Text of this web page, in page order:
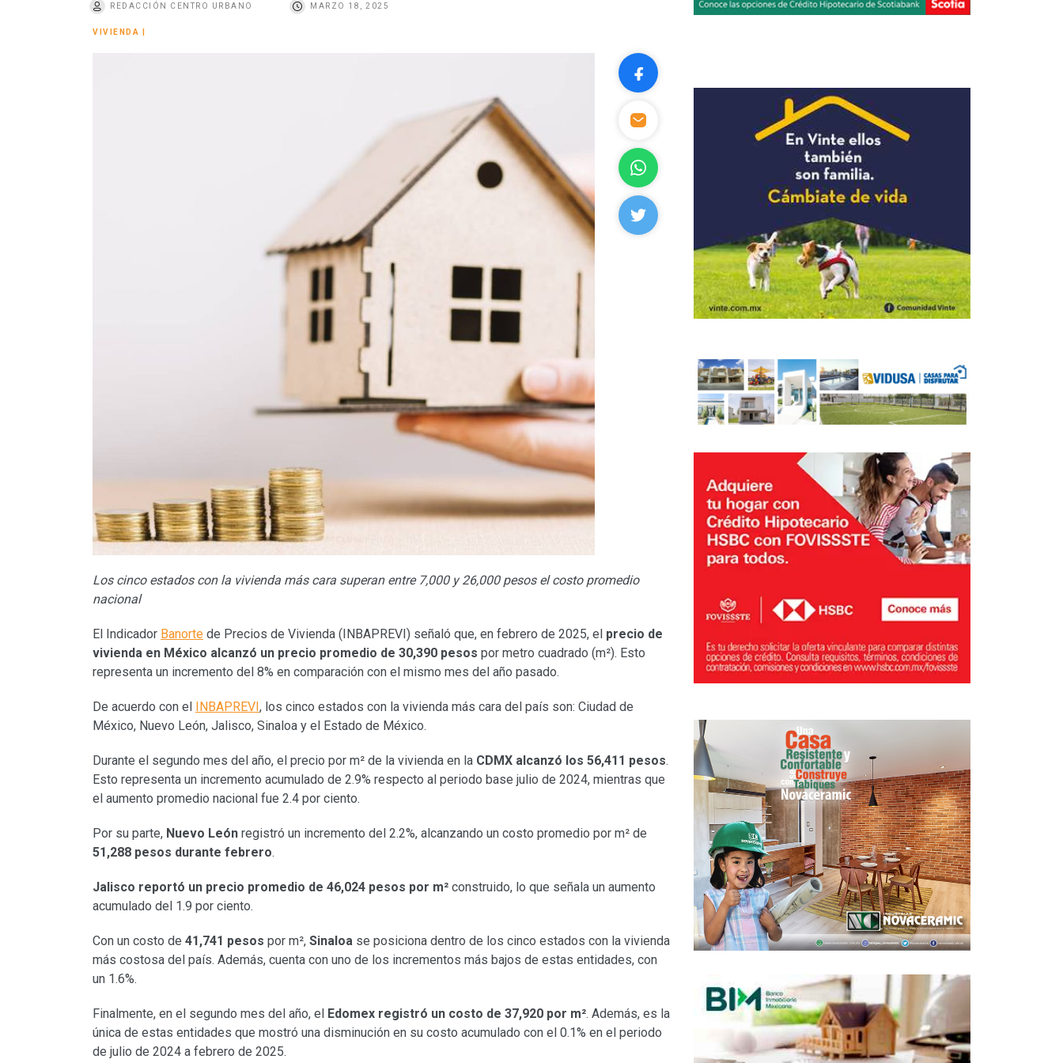
REDACCIÓN CENTRO URBANO MARZO 18, 2025
VIVIENDA
Los cinco estados con la vivienda más cara superan entre 7,000 y 26,000 pesos el costo promedio
nacional
El Indicador Banorte de Precios de Vivienda (INBAPREVI) señaló que, en febrero de 2025, el precio de
vivienda en México alcanzó un precio promedio de 30,390 pesos por metro cuadrado (m²). Esto
representa un incremento del 8% en comparación con el mismo mes del año pasado.
De acuerdo con el INBAPREVI , los cinco estados con la vivienda más cara del país son: Ciudad de
México, Nuevo León, Jalisco, Sinaloa y el Estado de México.
Durante el segundo mes del año, el precio por m² de la vivienda en la CDMX alcanzó los 56,411 pesos.
Esto representa un incremento acumulado de 2.9% respecto al periodo base julio de 2024, mientras que
el aumento promedio nacional fue 2.4 por ciento.
Por su parte, Nuevo León registró un incremento del 2.2%, alcanzando un costo promedio por m² de
51,288 pesos durante febrero.
Jalisco reportó un precio promedio de 46,024 pesos por m² construido, lo que señala un aumento
acumulado del 1.9 por ciento.
Con un costo de 41,741 pesos por m², Sinaloa se posiciona dentro de los cinco estados con la vivienda
más costosa del país. Además, cuenta con uno de los incrementos más bajos de estas entidades, con
un 1.6%.
Finalmente, en el segundo mes del año, el Edomex registró un costo de 37,920 por m². Además, es la
única de estas entidades que mostró una disminución en su costo acumulado con el 0.1% en el periodo
de julio de 2024 a febrero de 2025.